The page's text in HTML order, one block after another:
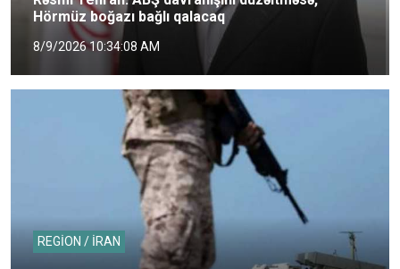
Hörmüz boğazı bağlı qalacaq
8/9/2026 10:34:08 AM
REGİON / İRAN